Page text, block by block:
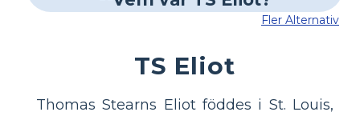
Fler Alternativ
TS Eliot
Thomas Stearns Eliot föddes i St. Louis,